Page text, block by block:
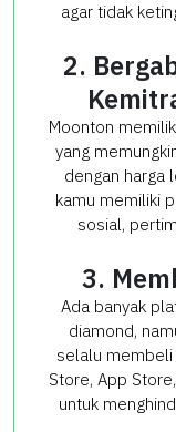
agar tidak
2.
Moonton
yang
dengan harga
kamu memiliki
sosial,
3.
Ada banyak
diamond,
selalu
Store, App
untuk